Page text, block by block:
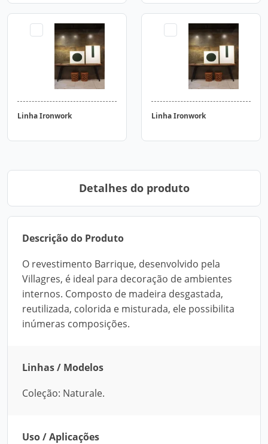
Linha Ironwork Linha Ironwork
Detalhes do produto
Descrição do Produto
O revestimento Barrique, desenvolvido pela
Villagres, é ideal para decoração de ambientes
internos. Composto de madeira desgastada,
reutilizada, colorida e misturada, ele possibilita
inúmeras composições.
Linhas / Modelos
Coleção: Naturale.
Uso / Aplicações